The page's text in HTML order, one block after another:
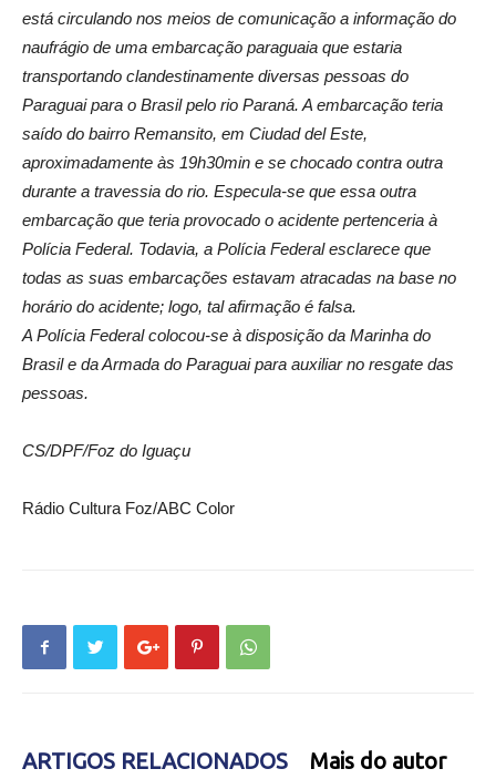
está circulando nos meios de comunicação a informação do
naufrágio de uma embarcação paraguaia que estaria
transportando clandestinamente diversas pessoas do
Paraguai para o Brasil pelo rio Paraná. A embarcação teria
saído do bairro Remansito, em Ciudad del Este,
aproximadamente às 19h30min e se chocado contra outra
durante a travessia do rio. Especula-se que essa outra
embarcação que teria provocado o acidente pertenceria à
Polícia Federal. Todavia, a Polícia Federal esclarece que
todas as suas embarcações estavam atracadas na base no
horário do acidente; logo, tal afirmação é falsa.
A Polícia Federal colocou-se à disposição da Marinha do
Brasil e da Armada do Paraguai para auxiliar no resgate das
pessoas.
CS/DPF/Foz do Iguaçu
Rádio Cultura Foz/ABC Color
ARTIGOS RELACIONADOS Mais do autor